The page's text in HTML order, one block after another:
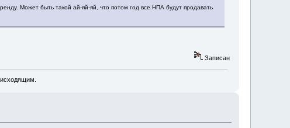
Может быть такой ай-яй-яй, что потом год все НПА будут продавать
Записан